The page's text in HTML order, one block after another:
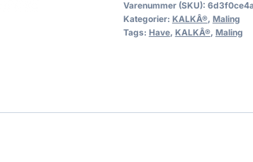
Varenummer (SKU):
Kategorier: KALKÂ®, Maling
Tags: Have, KALKÂ®, Maling